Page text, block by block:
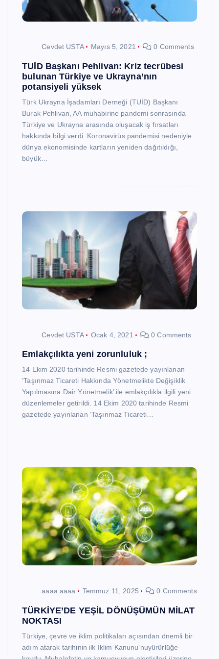
Cevdet USTA Mayıs 5, 2021 0 Comments
TUİD Başkanı Pehlivan: Kriz tecrübesi
bulunan Türkiye ve Ukrayna’nın
potansiyeli yüksek
Türk Ukrayna İşadamları Derneği (TUİD) Başkanı
Burak Pehlivan, AA muhabirine pandemi sonrasında
Türkiye ve Ukrayna arasında oluşacak iş fırsatları
hakkında bilgi verdi. Koronavirüs pandemisi nedeniyle
dünya ekonomisinde kartların yeniden dağıtıldığı,
büyük…
Cevdet USTA Ocak 4, 2021 0 Comments
Emlakçılıkta yeni zorunluluk ;
14 Ekim 2020 tarihinde Resmi gazetede yayınlanan
‘Taşınmaz Ticareti Hakkında Yönetmelikte Değişiklik
Yapılmasına Dair Yönetmelik’ ile emlakçılıkla ilgili yeni
düzenlemeler getirildi. 14 Ekim 2020 tarihinde Resmi
gazetede yayınlanan ‘Taşınmaz Ticareti…
aaaa aaaa Temmuz 11, 2025 0 Comments
TÜRKİYE’DE YEŞİL DÖNÜŞÜMÜN MİLAT
NOKTASI
Türkiye, çevre ve iklim politikaları açısından önemli bir
adım atarak tarihinin ilk İklim Kanunu’nuyürürlüğe